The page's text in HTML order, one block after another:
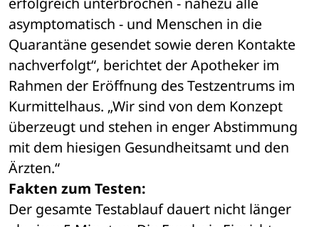
asymptomatisch - und Menschen in die
Quarantäne gesendet sowie deren Kontakte
nachverfolgt“, berichtet der Apotheker im
Rahmen der Eröffnung des Testzentrums im
Kurmittelhaus. „Wir sind von dem Konzept
überzeugt und stehen in enger Abstimmung
mit dem hiesigen Gesundheitsamt und den
Ärzten.“
Fakten zum Testen:
Der gesamte Testablauf dauert nicht länger